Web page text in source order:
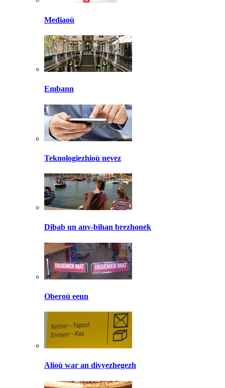
Mediaoù
Embann
Teknologiezhioù nevez
Dibab un anv-bihan brezhonek
Oberoù eeun
Alioù war an divyezhegezh